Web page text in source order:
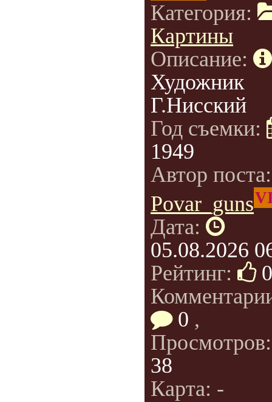
Категория:
Картины
Описание:
Художник
Г.Нисский
Год съемки:
1949
Автор
Povar_guns
Дата:
05.08.2026
Рейтинг:
0
0 ,
38
Карта: -